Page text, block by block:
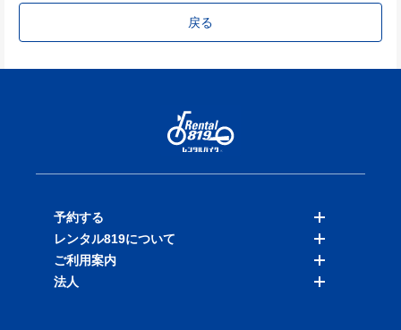
戻る
予約する
バイクを探す
店舗を探す
レンタル819について
料金表
ご利用案内
法人